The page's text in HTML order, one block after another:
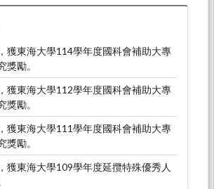
獲東海大學114學年度國科會補助大專
獎勵。
獲東海大學112學年度國科會補助大專
獎勵。
獲東海大學111學年度國科會補助大專
獎勵。
獲東海大學109學年度延攬特殊優秀人